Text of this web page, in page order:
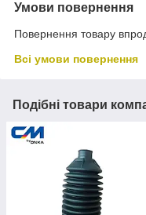
Умови повернення
Повернення товару
Всі умови повернення
Подібні товари